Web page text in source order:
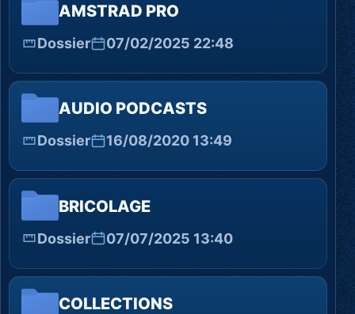
AMSTRAD PRO
Dossier 07/02/2025 22:48
AUDIO PODCASTS
Dossier 16/08/2020 13:49
BRICOLAGE
Dossier 07/07/2025 13:40
COLLECTIONS